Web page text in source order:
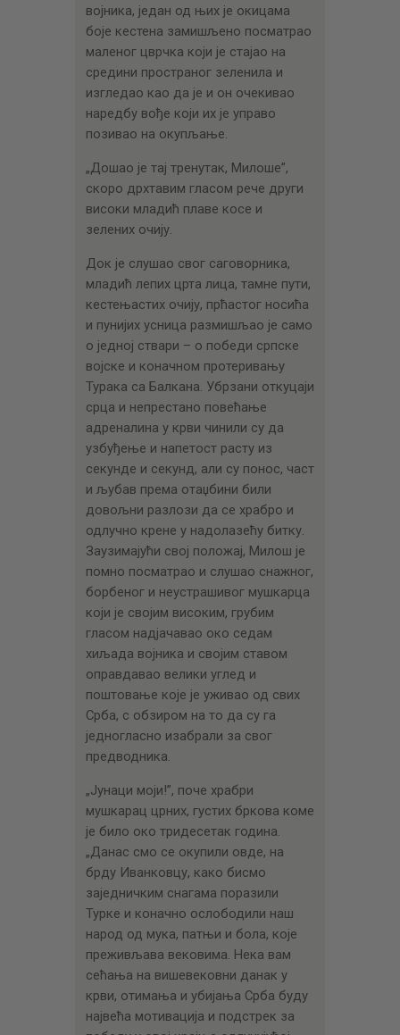
војника, један од њих је окицама
боје кестена замишљено посматрао
маленог цврчка који је стајао на
средини пространог зеленила и
изгледао као да је и он очекивао
наредбу вође који их је управо
позивао на окупљање.
„Дошао је тај тренутак, Милоше”,
скоро дрхтавим гласом рече други
високи младић плаве косе и
зелених очију.
Док је слушао свог саговорника,
младић лепих црта лица, тамне пути,
кестењастих очију, прћастог носића
и пунијих усница размишљао је само
о једној ствари – о победи српске
војске и коначном протеривању
Турака са Балкана. Убрзани откуцаји
срца и непрестано повећање
адреналина у крви чинили су да
узбуђење и напетост расту из
секунде и секунд, али су понос, част
и љубав према отаџбини били
довољни разлози да се храбро и
одлучно крене у надолазећу битку.
Заузимајући свој положај, Милош је
помно посматрао и слушао снажног,
борбеног и неустрашивог мушкарца
који је својим високим, грубим
гласом надјачавао око седам
хиљада војника и својим ставом
оправдавао велики углед и
поштовање које је уживао од свих
Срба, с обзиром на то да су га
једногласно изабрали за свог
предводника.
„Јунаци моји!”, поче храбри
мушкарац црних, густих бркова коме
је било око тридесетак година.
„Данас смо се окупили овде, на
брду Иванковцу, како бисмо
заједничким снагама поразили
Турке и коначно ослободили наш
народ од мука, патњи и бола, које
преживљава вековима. Нека вам
сећања на вишевековни данак у
крви, отимања и убијања Срба буду
највећа мотивација и подстрек за